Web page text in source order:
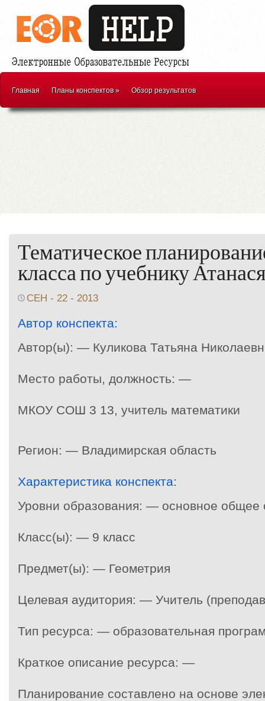
Главная Планы конспектов» Обзор результатов
Тематическое
класса по учебнику
СЕН - 22 - 2013
Автор конспекта:
Автор(ы): — Куликова Татьяна
Место работы, должность: —
МКОУ СОШ 3 13, учитель математики
Регион: — Владимирская область
Характеристика конспекта:
Уровни образования: — основное общее
Класс(ы): — 9 класс
Предмет(ы): — Геометрия
Целевая аудитория: — Учитель
Тип ресурса: — образовательная
Краткое описание ресурса: —
Планирование составлено на основе